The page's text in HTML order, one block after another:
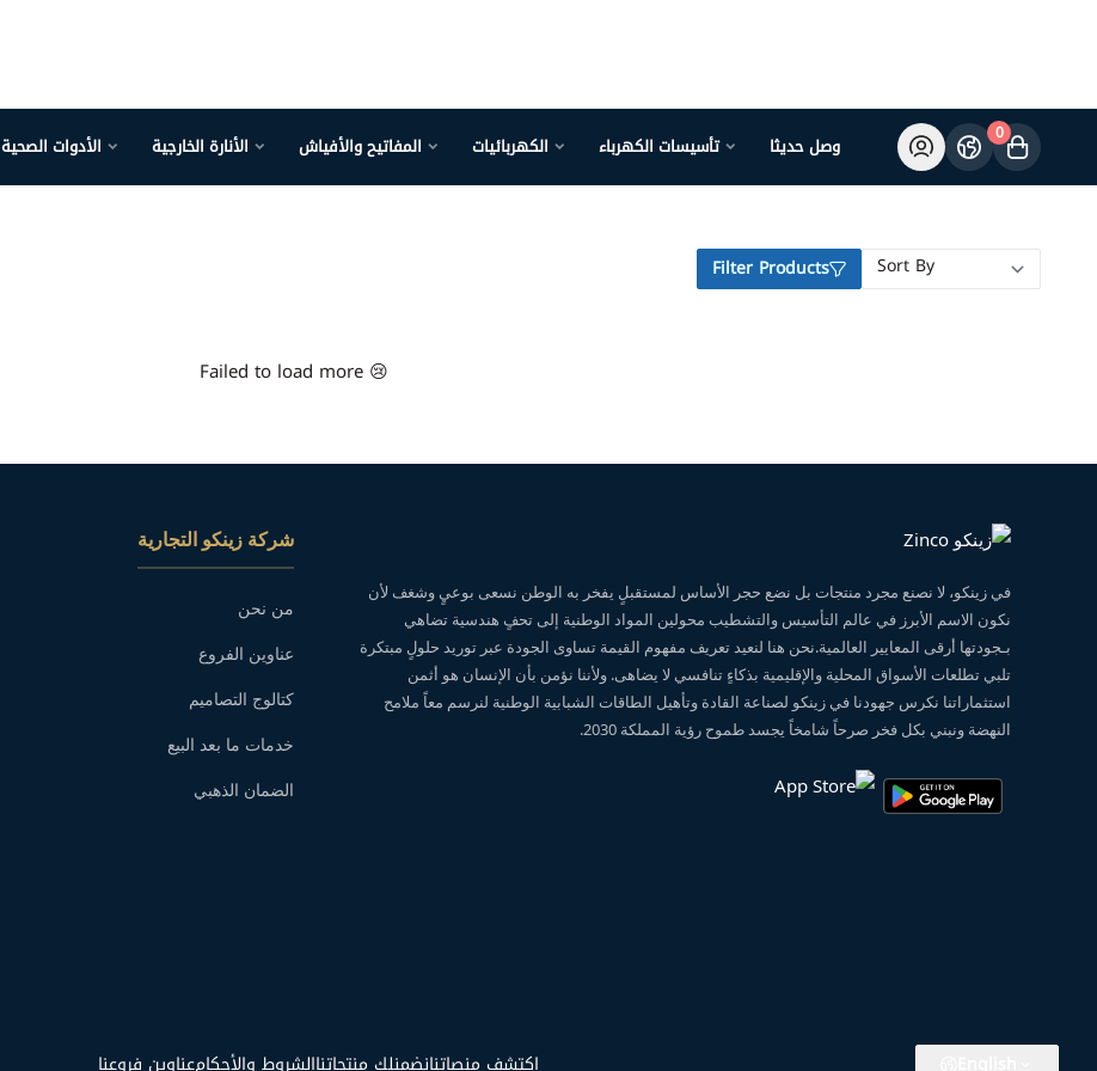
الأدوات الصحية الأنارة الخارجية المفاتيح والأفياش الكهربائيات تأسيسات الكهرباء وصل حديثا 0
Filter Products
Failed to load more 😢
في زينكو، لا نصنع مجرد منتجات بل نضع حجر الأساس لمستقبلٍ يفخر به الوطن نسعى بوعيٍ وشغف لأن
نكون الاسم الأبرز في عالم التأسيس والتشطيب محولين المواد الوطنية إلى تحفٍ هندسية تضاهي
بـجودتها أرقى المعايير العالمية.نحن هنا لنعيد تعريف مفهوم القيمة تساوى الجودة عبر توريد حلولٍ مبتكرة
تلبي تطلعات الأسواق المحلية والإقليمية بذكاءٍ تنافسي لا يضاهى. ولأننا نؤمن بأن الإنسان هو أثمن
استثماراتنا نكرس جهودنا في زينكو لصناعة القادة وتأهيل الطاقات الشبابية الوطنية لنرسم معاً ملامح
النهضة ونبني بكل فخر صرحاً شامخاً يجسد طموح رؤية المملكة 2030.
شركة زينكو التجارية
من نحن
عناوين الفروع
كتالوج التصاميم
خدمات ما بعد البيع
الضمان الذهبي
عناوين فروعناالشروط والأحكامنضمنلك منتجاتنااكتشف منصاتنا